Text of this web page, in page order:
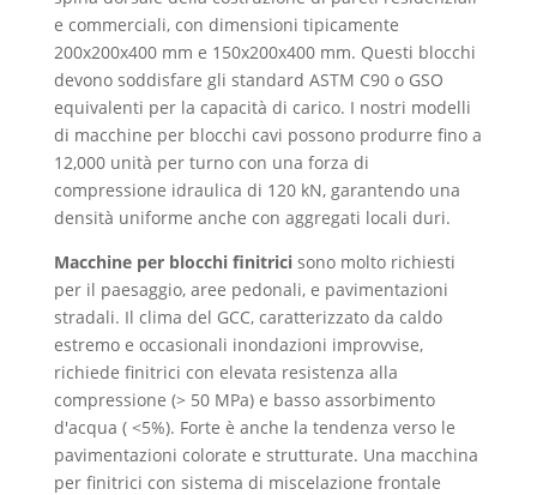
e commerciali, con dimensioni tipicamente
200x200x400 mm e 150x200x400 mm. Questi blocchi
devono soddisfare gli standard ASTM C90 o GSO
equivalenti per la capacità di carico. I nostri modelli
di macchine per blocchi cavi possono produrre fino a
12,000 unità per turno con una forza di
compressione idraulica di 120 kN, garantendo una
densità uniforme anche con aggregati locali duri.
Macchine per blocchi finitrici sono molto richiesti
per il paesaggio, aree pedonali, e pavimentazioni
stradali. Il clima del GCC, caratterizzato da caldo
estremo e occasionali inondazioni improvvise,
richiede finitrici con elevata resistenza alla
compressione (> 50 MPa) e basso assorbimento
d'acqua ( <5%). Forte è anche la tendenza verso le
pavimentazioni colorate e strutturate. Una macchina
per finitrici con sistema di miscelazione frontale